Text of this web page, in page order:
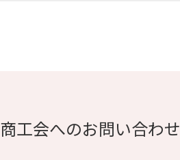
商工会へのお問い合わせ